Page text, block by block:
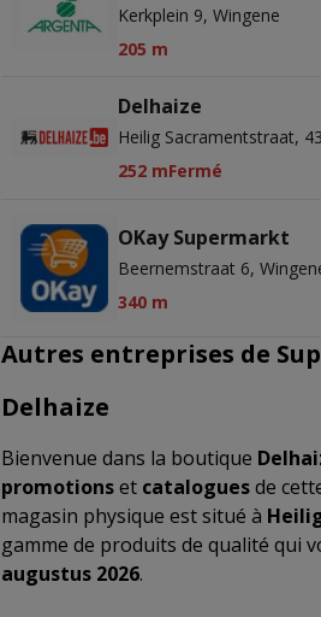
Kerkplein 9, Wingene
205 m
Delhaize
Heilig Sacramentstraat,
252 mFermé
OKay Supermarkt
Beernemstraat 6,
340 m
Autres entreprises de
Delhaize
Bienvenue dans la boutique
promotionset cataloguesde
magasin physique est situé à
gamme de produits de qualité qui
augustus 2026.